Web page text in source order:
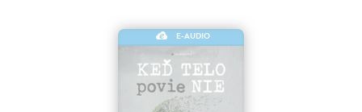
E-AUDIO